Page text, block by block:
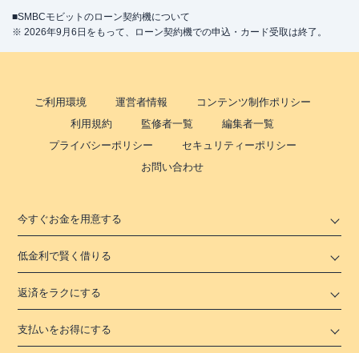
■SMBCモビットのローン契約機について
※ 2026年9月6日をもって、ローン契約機での申込・カード受取は終了。
ご利用環境 運営者情報
コンテンツ制作ポリシー
利用規約
監修者一覧
編集者一覧
プライバシーポリシー
セキュリティーポリシー
お問い合わせ
今すぐお金を用意する
低金利で賢く借りる
返済をラクにする
支払いをお得にする